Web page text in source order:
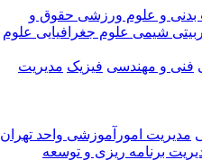
بدنی و علوم ورزشی حقوق و
شیمی علوم جغرافیایی علوم
فنی و مهندسی فیزیک مدیریت
مدیریت امورآموزشی واحد تهران
برنامه ریزی و توسعه